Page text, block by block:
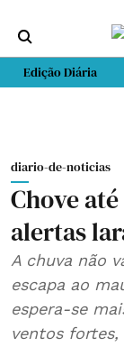
Edição Diária
diario-de-noticias
Chove
alertas
A chuva não
escapa ao
espera-se
ventos